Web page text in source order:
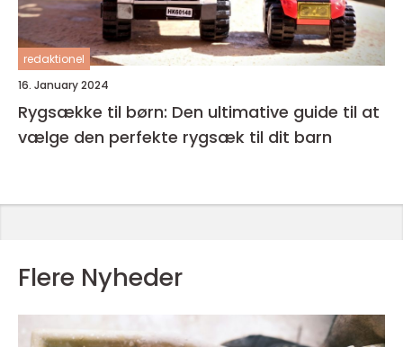
redaktionel
16. January 2024
Rygsække til børn: Den ultimative guide til at
vælge den perfekte rygsæk til dit barn
Flere Nyheder